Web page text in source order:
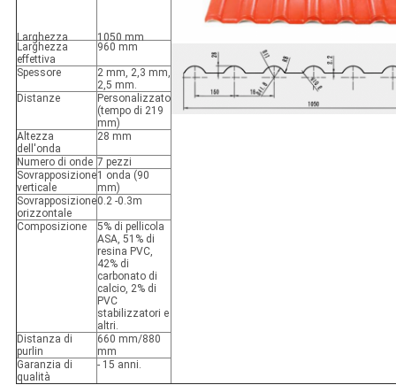
Larghezza 1050 mm
Larghezza
effettiva
960 mm
Spessore
2 mm, 2,3 mm,
2,5 mm.
Distanze
Personalizzato
(tempo di 219
mm)
Altezza
dell'onda
28 mm
Numero di onde 7 pezzi
Sovrapposizione
verticale
1 onda (90
mm)
Sovrapposizione
orizzontale
0.2 -0.3m
Composizione
5% di pellicola
ASA, 51% di
resina PVC,
42% di
carbonato di
calcio, 2% di
PVC
stabilizzatori e
altri.
Distanza di
purlin
660 mm/880
mm
Garanzia di
qualità
- 15 anni.